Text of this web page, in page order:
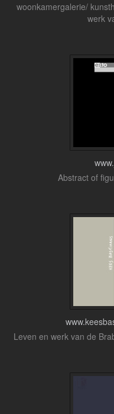
woonkamergalerie/
werk
Abstract of
Leven en werk van de